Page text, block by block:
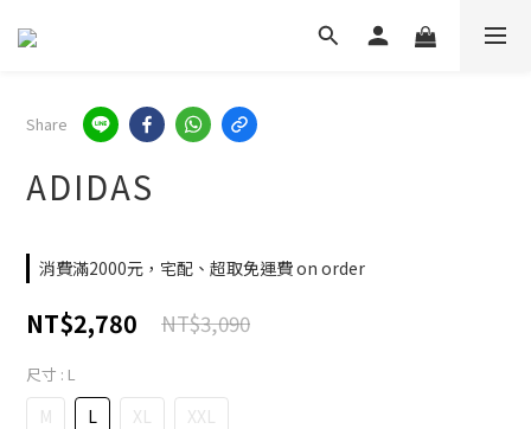
Share
ADIDAS
消費滿2000元，宅配、超取免運費 on order
NT$2,780 NT$3,090
尺寸 : L
M L XL XXL